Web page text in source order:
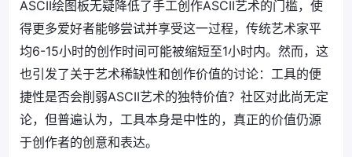
ASCII绘图板无疑降低了手工创作ASCII艺术的门槛，使
得更多爱好者能够尝试并享受这一过程，传统艺术家平
均6-15小时的创作时间可能被缩短至1小时内。然而，这
也引发了关于艺术稀缺性和创作价值的讨论：工具的便
捷性是否会削弱ASCII艺术的独特价值？社区对此尚无定
论，但普遍认为，工具本身是中性的，真正的价值仍源
于创作者的创意和表达。